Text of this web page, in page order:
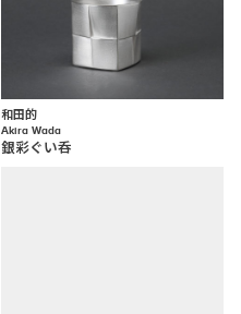
和田的
Akira Wada
銀彩ぐい呑